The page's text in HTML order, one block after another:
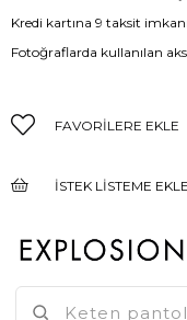
Kredi kartına 9 taksit
Fotoğraflarda kullanılan
FAVORILERE EKLE
İSTEK LISTEME EKLE